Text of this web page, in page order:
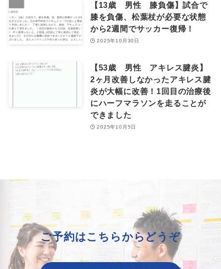
【13歳 男性 膝負傷】試合で
膝を負傷、松葉杖が必要な状態
から2週間でサッカー復帰！
2025年10月30日
【53歳 男性 アキレス腱炎】
2ヶ月改善しなかったアキレス腱
炎が大幅に改善！1回目の治療後
にハーフマラソンを走ることが
できました
2025年10月5日
ご予約はこちらからどうぞ